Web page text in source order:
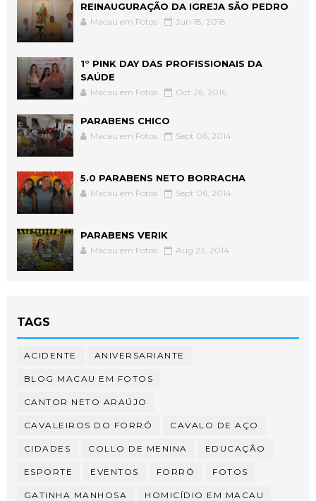
REINAUGURAÇÃO DA IGREJA SÃO PEDRO
Macau em Fotos Jun 18, 2018
1° PINK DAY DAS PROFISSIONAIS DA
SAÚDE
Macau em Fotos Oct 26, 2016
PARABENS CHICO
Macau em Fotos Sept 06, 2014
5.0 PARABENS NETO BORRACHA
Macau em Fotos Sept 06, 2014
PARABENS VERIK
Macau em Fotos Aug 23, 2014
TAGS
ACIDENTE ANIVERSARIANTE
BLOG MACAU EM FOTOS
CANTOR NETO ARAÚJO
CAVALEIROS DO FORRÓ CAVALO DE AÇO
CIDADES COLLO DE MENINA EDUCAÇÃO
ESPORTE EVENTOS FORRÓ FOTOS
GATINHA MANHOSA HOMICÍDIO EM MACAU